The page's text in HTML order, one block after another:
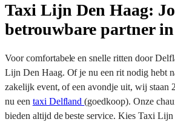
Taxi Lijn Den Haag:
betrouwbare partner
Voor comfortabele en snelle ritten door
Lijn Den Haag. Of je nu een rit nodig hebt
zakelijk event, of een avondje uit, wij staan
nu een taxi Delfland(goedkoop). Onze
bieden altijd de beste service. Kies Taxi